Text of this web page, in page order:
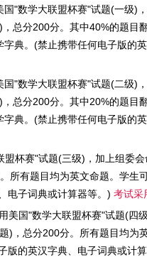
"数学大联盟杯赛"试题(一级)
总分200分。其中40%的题目
典。(禁止携带任何电子版的
"数学大联盟杯赛"试题(二级)
总分200分。其中20%的题目
典。(禁止携带任何电子版的
杯赛"试题(三级)，加上组委
所有题目均为英文命题。学生
电子词典或计算器等。) 考试采
美国"数学大联盟杯赛"试题(四
)，总分200分。所有题目均为
版的英汉字典、电子词典或计